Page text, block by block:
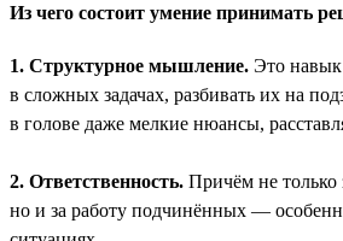
Из чего состоит умение принимать
1. Структурное мышление. Это навык
в сложных задачах, разбивать их на
в голове даже мелкие нюансы,
2. Ответственность. Причём не только
но и за работу подчинённых —